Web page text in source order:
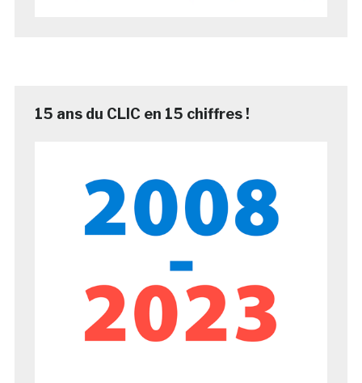
15 ans du CLIC en 15 chiffres !